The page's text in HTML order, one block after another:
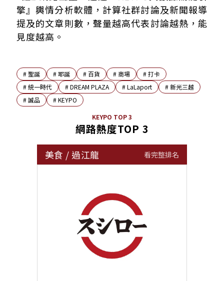
擎』輿情分析軟體，計算社群討論及新聞報導
提及的文章則數，聲量越高代表討論越熱，能
見度越高。
#聖誕 #耶誕 #百貨 # 商場 #打卡
#統一時代 #DREAM PLAZA #LaLaport #新光三越
#誠品 #KEYPO
KEYPO TOP 3
網路熱度TOP 3
美食 / 過江龍 看完整排名